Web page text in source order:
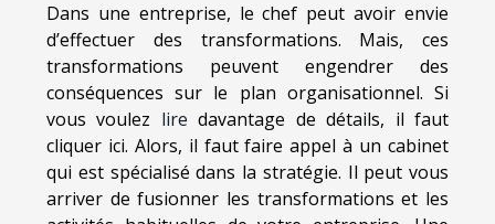
Dans une entreprise, le chef peut avoir envie
d’effectuer des transformations. Mais, ces
transformations peuvent engendrer des
conséquences sur le plan organisationnel. Si
vous voulez lire davantage de détails, il faut
cliquer ici. Alors, il faut faire appel à un cabinet
qui est spécialisé dans la stratégie. Il peut vous
arriver de fusionner les transformations et les